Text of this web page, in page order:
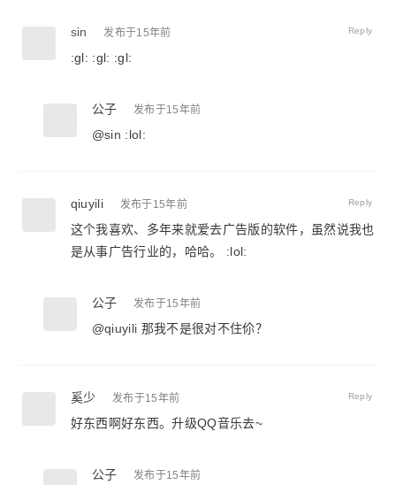
Reply
sin 发布于15年前
:gl: :gl: :gl:
公子 发布于15年前
@sin :lol:
Reply
qiuyili 发布于15年前
这个我喜欢、多年来就爱去广告版的软件，虽然说我也
是从事广告行业的，哈哈。 :lol:
公子 发布于15年前
@qiuyili 那我不是很对不住伱？
Reply
奚少 发布于15年前
好东西啊好东西。升级QQ音乐去~
公子 发布于15年前